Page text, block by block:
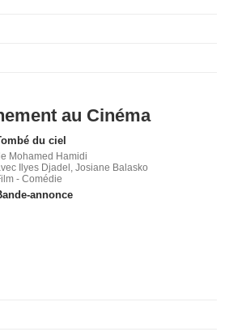
au Cinéma
du ciel
Mohamed Hamidi
Ilyes Djadel, Josiane Balasko
- Comédie
annonce